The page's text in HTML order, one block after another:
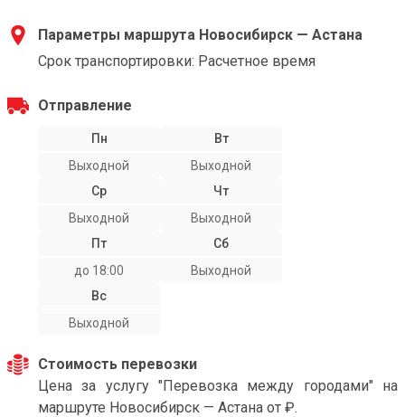
Параметры маршрута Новосибирск — Астана
Срок транспортировки: Расчетное время
Отправление
Пн
Выходной
Вт
Выходной
Ср
Выходной
Чт
Выходной
Пт
до 18:00
Сб
Выходной
Вс
Выходной
Стоимость перевозки
Цена за услугу "Перевозка между городами" на
маршруте Новосибирск — Астана от ₽.